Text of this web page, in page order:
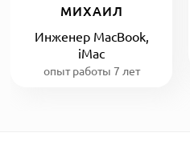
МИХАИЛ
Инженер MacBook,
iMac
опыт работы 7 лет